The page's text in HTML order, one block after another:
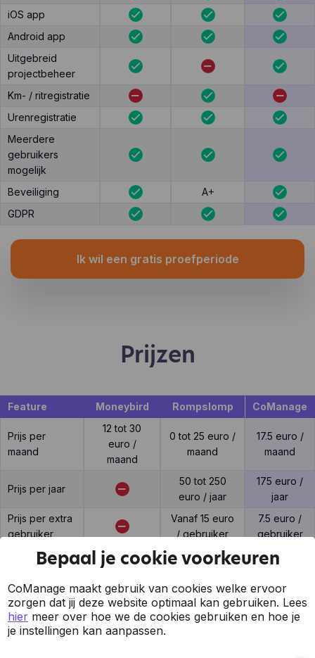
iOS app
Android app
Uitgebreid
projectbeheer
Km- / ritregistratie
Urenregistratie
Meerdere
gebruikers
mogelijk
Beveiliging
A+
GDPR
Ik wil een gratis proefperiode
Prijzen
Feature Moneybird Rompslomp CoManage
Prijs per
maand
12 tot 30
euro /
maand
0 tot 25 euro /
maand
17.5 euro /
maand
Prijs per jaar
50 tot 250
euro / jaar
175 euro /
jaar
Prijs per extra
gebruiker
Vanaf 15 euro
/ gebruiker
7.5 euro /
gebruiker
Support
Bepaal je cookie voorkeuren
CoManage maakt gebruik van cookies welke ervoor
zorgen dat jij deze website optimaal kan gebruiken. Lees
hier meer over hoe we de cookies gebruiken en hoe je
je instellingen kan aanpassen.